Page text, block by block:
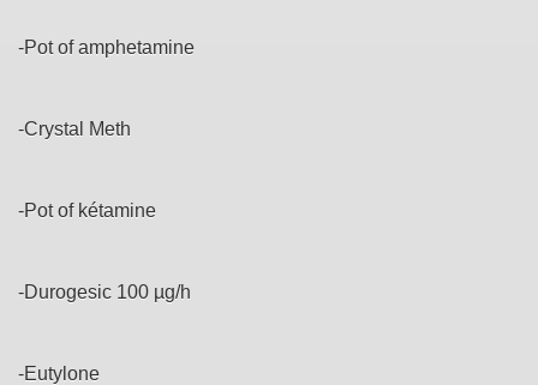
-Pot of amphetamine
-Crystal Meth
-Pot of kétamine
-Durogesic 100 µg/h
-Eutylone